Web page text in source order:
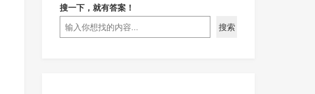
搜一下，就有答案！
搜索